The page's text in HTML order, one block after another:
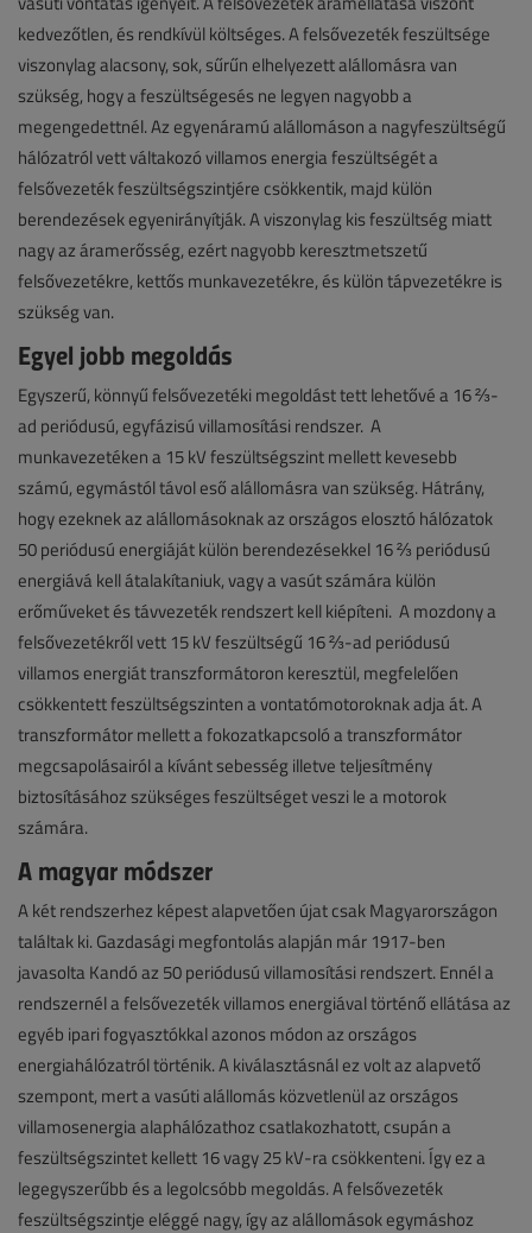
kedvezőtlen, és rendkívül költséges. A felsővezeték feszültsége
viszonylag alacsony, sok, sűrűn elhelyezett alállomásra van
szükség, hogy a feszültségesés ne legyen nagyobb a
megengedettnél. Az egyenáramú alállomáson a nagyfeszültségű
hálózatról vett váltakozó villamos energia feszültségét a
felsővezeték feszültségszintjére csökkentik, majd külön
berendezések egyenirányítják. A viszonylag kis feszültség miatt
nagy az áramerősség, ezért nagyobb keresztmetszetű
felsővezetékre, kettős munkavezetékre, és külön tápvezetékre is
szükség van.
Egyel jobb megoldás
Egyszerű, könnyű felsővezetéki megoldást tett lehetővé a 16 ⅔-
ad periódusú, egyfázisú villamosítási rendszer. A
munkavezetéken a 15 kV feszültségszint mellett kevesebb
számú, egymástól távol eső alállomásra van szükség. Hátrány,
hogy ezeknek az alállomásoknak az országos elosztó hálózatok
50 periódusú energiáját külön berendezésekkel 16 ⅔ periódusú
energiává kell átalakítaniuk, vagy a vasút számára külön
erőműveket és távvezeték rendszert kell kiépíteni. A mozdony a
felsővezetékről vett 15 kV feszültségű 16 ⅔-ad periódusú
villamos energiát transzformátoron keresztül, megfelelően
csökkentett feszültségszinten a vontatómotoroknak adja át. A
transzformátor mellett a fokozatkapcsoló a transzformátor
megcsapolásairól a kívánt sebesség illetve teljesítmény
biztosításához szükséges feszültséget veszi le a motorok
számára.
A magyar módszer
A két rendszerhez képest alapvetően újat csak Magyarországon
találtak ki. Gazdasági megfontolás alapján már 1917-ben
javasolta Kandó az 50 periódusú villamosítási rendszert. Ennél a
rendszernél a felsővezeték villamos energiával történő ellátása az
egyéb ipari fogyasztókkal azonos módon az országos
energiahálózatról történik. A kiválasztásnál ez volt az alapvető
szempont, mert a vasúti alállomás közvetlenül az országos
villamosenergia alaphálózathoz csatlakozhatott, csupán a
feszültségszintet kellett 16 vagy 25 kV-ra csökkenteni. Így ez a
legegyszerűbb és a legolcsóbb megoldás. A felsővezeték
feszültségszintje eléggé nagy, így az alállomások egymáshoz